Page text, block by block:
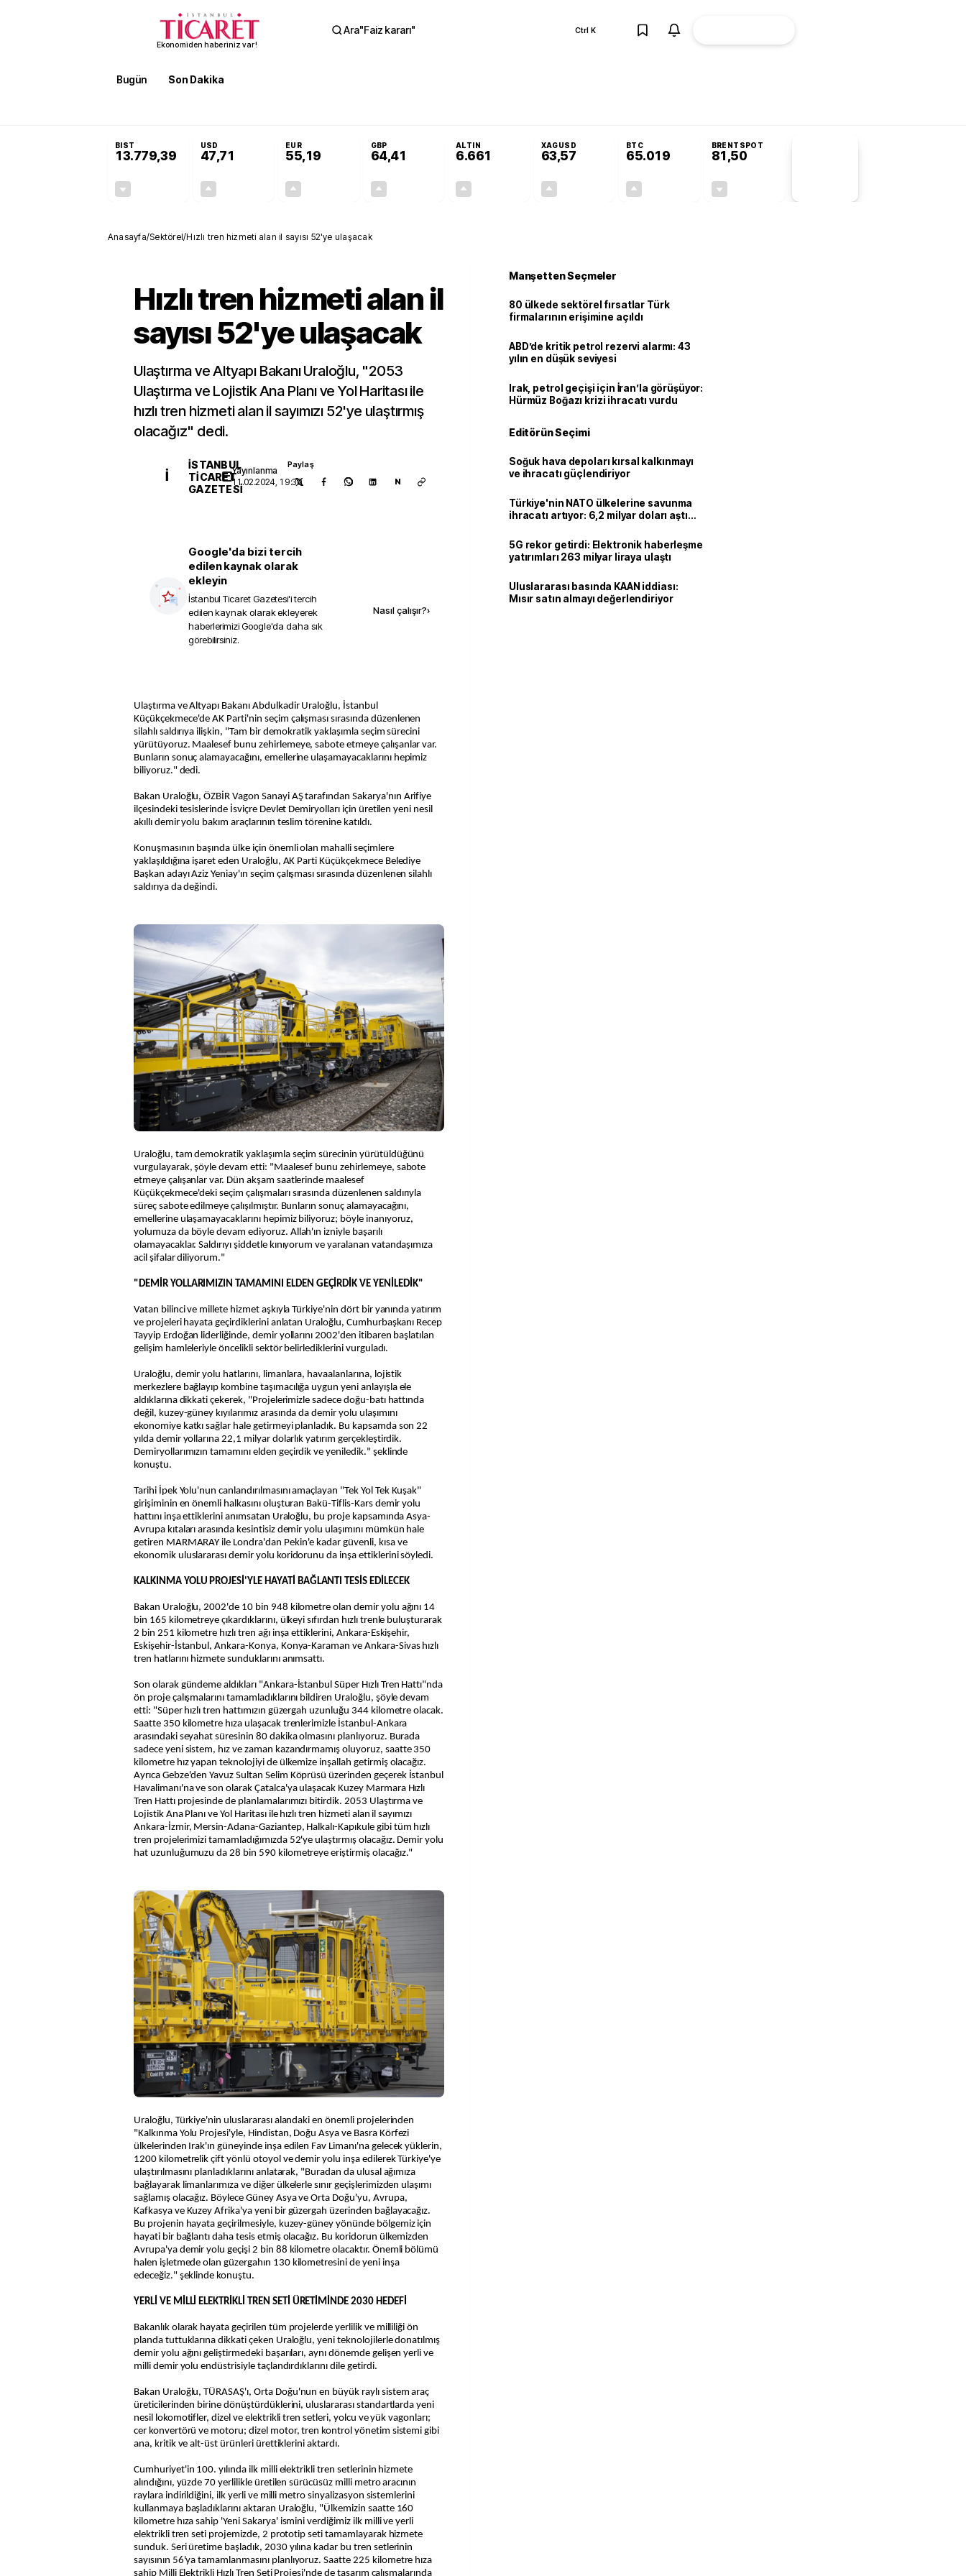
Ekonomiden haberiniz var!
Ara"Faiz kararı" Ctrl K
Bugün Son Dakika
BIST
13.779,39
USD
47,71
EUR
55,19
GBP
64,41
ALTIN
6.661
XAGUSD
63,57
BTC
65.019
BRENTSPOT
81,50
Anasayfa/Sektörel/Hızlı tren hizmeti alan il sayısı 52'ye ulaşacak
Hızlı tren hizmeti alan il
sayısı 52'ye ulaşacak
Ulaştırma ve Altyapı Bakanı Uraloğlu, "2053
Ulaştırma ve Lojistik Ana Planı ve Yol Haritası ile
hızlı tren hizmeti alan il sayımızı 52'ye ulaştırmış
olacağız" dedi.
İ
İSTANBUL
TICARET
GAZETESI
Yayınlanma
11.02.2024, 19:30
Paylaş
N
Google'da bizi tercih
edilen kaynak olarak
ekleyin
İstanbul Ticaret Gazetesi'i tercih
edilen kaynak olarak ekleyerek
haberlerimizi Google'da daha sık
görebilirsiniz.
Nasıl çalışır?›
Ulaştırma ve Altyapı Bakanı Abdulkadir Uraloğlu, İstanbul
Küçükçekmece'de AK Parti'nin seçim çalışması sırasında düzenlenen
silahlı saldırıya ilişkin, "Tam bir demokratik yaklaşımla seçim sürecini
yürütüyoruz. Maalesef bunu zehirlemeye, sabote etmeye çalışanlar var.
Bunların sonuç alamayacağını, emellerine ulaşamayacaklarını hepimiz
biliyoruz." dedi.
Bakan Uraloğlu, ÖZBİR Vagon Sanayi AŞ tarafından Sakarya'nın Arifiye
ilçesindeki tesislerinde İsviçre Devlet Demiryolları için üretilen yeni nesil
akıllı demir yolu bakım araçlarının teslim törenine katıldı.
Konuşmasının başında ülke için önemli olan mahalli seçimlere
yaklaşıldığına işaret eden Uraloğlu, AK Parti Küçükçekmece Belediye
Başkan adayı Aziz Yeniay'ın seçim çalışması sırasında düzenlenen silahlı
saldırıya da değindi.
Uraloğlu, tam demokratik yaklaşımla seçim sürecinin yürütüldüğünü
vurgulayarak, şöyle devam etti: "Maalesef bunu zehirlemeye, sabote
etmeye çalışanlar var. Dün akşam saatlerinde maalesef
Küçükçekmece'deki seçim çalışmaları sırasında düzenlenen saldırıyla
süreç sabote edilmeye çalışılmıştır. Bunların sonuç alamayacağını,
emellerine ulaşamayacaklarını hepimiz biliyoruz; böyle inanıyoruz,
yolumuza da böyle devam ediyoruz. Allah'ın izniyle başarılı
olamayacaklar. Saldırıyı şiddetle kınıyorum ve yaralanan vatandaşımıza
acil şifalar diliyorum."
"DEMİR YOLLARIMIZIN TAMAMINI ELDEN GEÇİRDİK VE YENİLEDİK"
Vatan bilinci ve millete hizmet aşkıyla Türkiye'nin dört bir yanında yatırım
ve projeleri hayata geçirdiklerini anlatan Uraloğlu, Cumhurbaşkanı Recep
Tayyip Erdoğan liderliğinde, demir yollarını 2002'den itibaren başlatılan
gelişim hamleleriyle öncelikli sektör belirlediklerini vurguladı.
Uraloğlu, demir yolu hatlarını, limanlara, havaalanlarına, lojistik
merkezlere bağlayıp kombine taşımacılığa uygun yeni anlayışla ele
aldıklarına dikkati çekerek, "Projelerimizle sadece doğu-batı hattında
değil, kuzey-güney kıyılarımız arasında da demir yolu ulaşımını
ekonomiye katkı sağlar hale getirmeyi planladık. Bu kapsamda son 22
yılda demir yollarına 22,1 milyar dolarlık yatırım gerçekleştirdik.
Demiryollarımızın tamamını elden geçirdik ve yeniledik." şeklinde
konuştu.
Tarihi İpek Yolu'nun canlandırılmasını amaçlayan "Tek Yol Tek Kuşak"
girişiminin en önemli halkasını oluşturan Bakü-Tiflis-Kars demir yolu
hattını inşa ettiklerini anımsatan Uraloğlu, bu proje kapsamında Asya-
Avrupa kıtaları arasında kesintisiz demir yolu ulaşımını mümkün hale
getiren MARMARAY ile Londra'dan Pekin'e kadar güvenli, kısa ve
ekonomik uluslararası demir yolu koridorunu da inşa ettiklerini söyledi.
KALKINMA YOLU PROJESİ'YLE HAYATİ BAĞLANTI TESİS EDİLECEK
Bakan Uraloğlu, 2002'de 10 bin 948 kilometre olan demir yolu ağını 14
bin 165 kilometreye çıkardıklarını, ülkeyi sıfırdan hızlı trenle buluşturarak
2 bin 251 kilometre hızlı tren ağı inşa ettiklerini, Ankara-Eskişehir,
Eskişehir-İstanbul, Ankara-Konya, Konya-Karaman ve Ankara-Sivas hızlı
tren hatlarını hizmete sunduklarını anımsattı.
Son olarak gündeme aldıkları "Ankara-İstanbul Süper Hızlı Tren Hattı"nda
ön proje çalışmalarını tamamladıklarını bildiren Uraloğlu, şöyle devam
etti: "Süper hızlı tren hattımızın güzergah uzunluğu 344 kilometre olacak.
Saatte 350 kilometre hıza ulaşacak trenlerimizle İstanbul-Ankara
arasındaki seyahat süresinin 80 dakika olmasını planlıyoruz. Burada
sadece yeni sistem, hız ve zaman kazandırmamış oluyoruz, saatte 350
kilometre hız yapan teknolojiyi de ülkemize inşallah getirmiş olacağız.
Ayrıca Gebze'den Yavuz Sultan Selim Köprüsü üzerinden geçerek İstanbul
Havalimanı'na ve son olarak Çatalca'ya ulaşacak Kuzey Marmara Hızlı
Tren Hattı projesinde de planlamalarımızı bitirdik. 2053 Ulaştırma ve
Lojistik Ana Planı ve Yol Haritası ile hızlı tren hizmeti alan il sayımızı
Ankara-İzmir, Mersin-Adana-Gaziantep, Halkalı-Kapıkule gibi tüm hızlı
tren projelerimizi tamamladığımızda 52'ye ulaştırmış olacağız. Demir yolu
hat uzunluğumuzu da 28 bin 590 kilometreye eriştirmiş olacağız."
Uraloğlu, Türkiye'nin uluslararası alandaki en önemli projelerinden
"Kalkınma Yolu Projesi'yle, Hindistan, Doğu Asya ve Basra Körfezi
ülkelerinden Irak'ın güneyinde inşa edilen Fav Limanı'na gelecek yüklerin,
1200 kilometrelik çift yönlü otoyol ve demir yolu inşa edilerek Türkiye'ye
ulaştırılmasını planladıklarını anlatarak, "Buradan da ulusal ağımıza
bağlayarak limanlarımıza ve diğer ülkelerle sınır geçişlerimizden ulaşımı
sağlamış olacağız. Böylece Güney Asya ve Orta Doğu'yu, Avrupa,
Kafkasya ve Kuzey Afrika'ya yeni bir güzergah üzerinden bağlayacağız.
Bu projenin hayata geçirilmesiyle, kuzey-güney yönünde bölgemiz için
hayati bir bağlantı daha tesis etmiş olacağız. Bu koridorun ülkemizden
Avrupa'ya demir yolu geçişi 2 bin 88 kilometre olacaktır. Önemli bölümü
halen işletmede olan güzergahın 130 kilometresini de yeni inşa
edeceğiz." şeklinde konuştu.
YERLİ VE MİLLİ ELEKTRİKLİ TREN SETİ ÜRETİMİNDE 2030 HEDEFİ
Bakanlık olarak hayata geçirilen tüm projelerde yerlilik ve milliliği ön
planda tuttuklarına dikkati çeken Uraloğlu, yeni teknolojilerle donatılmış
demir yolu ağını geliştirmedeki başarıları, aynı dönemde gelişen yerli ve
milli demir yolu endüstrisiyle taçlandırdıklarını dile getirdi.
Bakan Uraloğlu, TÜRASAŞ'ı, Orta Doğu'nun en büyük raylı sistem araç
üreticilerinden birine dönüştürdüklerini, uluslararası standartlarda yeni
nesil lokomotifler, dizel ve elektrikli tren setleri, yolcu ve yük vagonları;
cer konvertörü ve motoru; dizel motor, tren kontrol yönetim sistemi gibi
ana, kritik ve alt-üst ürünleri ürettiklerini aktardı.
Cumhuriyet'in 100. yılında ilk milli elektrikli tren setlerinin hizmete
alındığını, yüzde 70 yerlilikle üretilen sürücüsüz milli metro aracının
raylara indirildiğini, ilk yerli ve milli metro sinyalizasyon sistemlerini
kullanmaya başladıklarını aktaran Uraloğlu, "Ülkemizin saatte 160
kilometre hıza sahip 'Yeni Sakarya' ismini verdiğimiz ilk milli ve yerli
elektrikli tren seti projemizde, 2 prototip seti tamamlayarak hizmete
sunduk. Seri üretime başladık, 2030 yılına kadar bu tren setlerinin
sayısının 56'ya tamamlanmasını planlıyoruz. Saatte 225 kilometre hıza
sahip Milli Elektrikli Hızlı Tren Seti Projesi'nde de tasarım çalışmalarında
Manşetten Seçmeler
80 ülkede sektörel fırsatlar Türk
firmalarının erişimine açıldı
ABD’de kritik petrol rezervi alarmı: 43
yılın en düşük seviyesi
Irak, petrol geçişi için İran’la görüşüyor:
Hürmüz Boğazı krizi ihracatı vurdu
Editörün Seçimi
Soğuk hava depoları kırsal kalkınmayı
ve ihracatı güçlendiriyor
Türkiye'nin NATO ülkelerine savunma
ihracatı artıyor: 6,2 milyar doları aştı
5G rekor getirdi: Elektronik haberleşme
yatırımları 263 milyar liraya ulaştı
Uluslararası basında KAAN iddiası:
Mısır satın almayı değerlendiriyor